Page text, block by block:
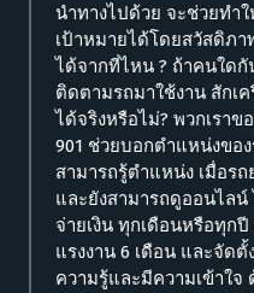
นำทางไปด้วย จะช่วยทำ
เป้าหมายได้โดยสวัสดิภ
ได้จากที่ไหน ? ถ้าคนใดกั
ติดตามรถมาใช้งาน สักเ
ได้จริงหรือไม่? พวกเราข
901 ช่วยบอกตำแหน่งขอ
สามารถรู้ตำแหน่ง เมื่อร
และยังสามารถดูออนไลน์
จ่ายเงิน ทุกเดือนหรือทุก
แรงงาน 6 เดือน และจัดตั้
ความรู้และมีความเข้าใ